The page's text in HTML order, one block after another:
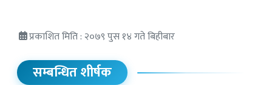
प्रकाशित मिति : २०७९ पुस १४ गते बिहीबार
सम्बन्धित शीर्षक